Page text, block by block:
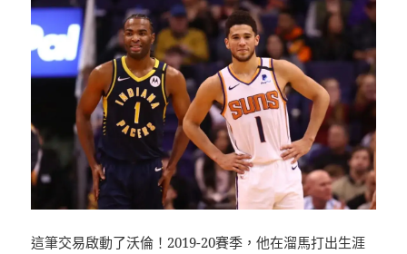
這筆交易啟動了沃倫！2019-20賽季，他在溜馬打出生涯